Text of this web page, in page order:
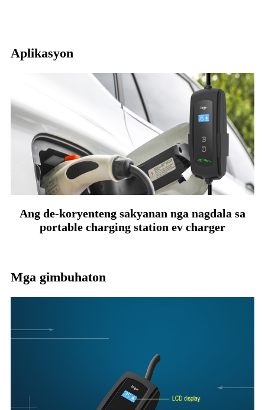
Aplikasyon
Ang de-koryenteng sakyanan nga nagdala sa
portable charging station ev charger
Mga gimbuhaton